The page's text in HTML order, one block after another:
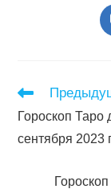
Читать
статьи
Гороскоп Таро
сентября 2023